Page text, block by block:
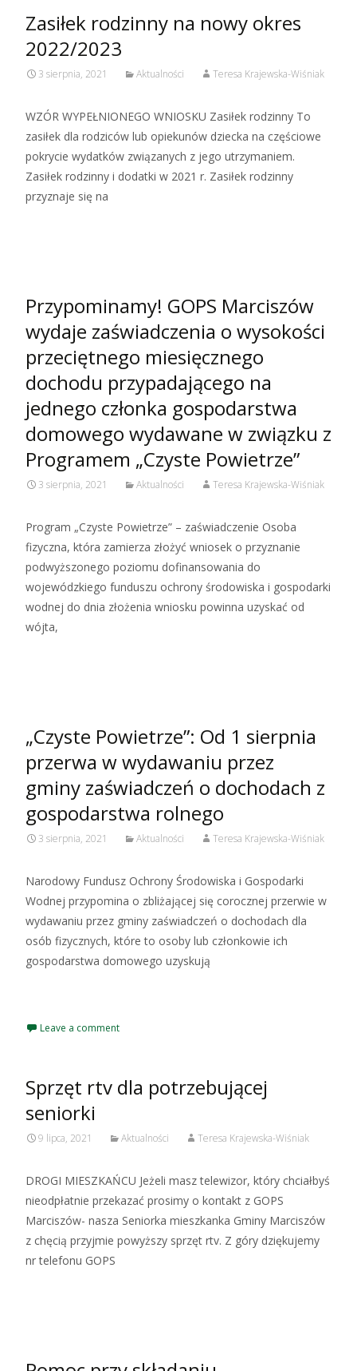
Zasiłek rodzinny na nowy okres
2022/2023
3 sierpnia, 2021 Aktualności Teresa Krajewska-Wiśniak
WZÓR WYPEŁNIONEGO WNIOSKU Zasiłek rodzinny To
zasiłek dla rodziców lub opiekunów dziecka na częściowe
pokrycie wydatków związanych z jego utrzymaniem.
Zasiłek rodzinny i dodatki w 2021 r. Zasiłek rodzinny
przyznaje się na
Przypominamy! GOPS Marciszów
wydaje zaświadczenia o wysokości
przeciętnego miesięcznego
dochodu przypadającego na
jednego członka gospodarstwa
domowego wydawane w związku z
Programem „Czyste Powietrze”
3 sierpnia, 2021 Aktualności Teresa Krajewska-Wiśniak
Program „Czyste Powietrze” – zaświadczenie Osoba
fizyczna, która zamierza złożyć wniosek o przyznanie
podwyższonego poziomu dofinansowania do
wojewódzkiego funduszu ochrony środowiska i gospodarki
wodnej do dnia złożenia wniosku powinna uzyskać od
wójta,
„Czyste Powietrze”: Od 1 sierpnia
przerwa w wydawaniu przez
gminy zaświadczeń o dochodach z
gospodarstwa rolnego
3 sierpnia, 2021 Aktualności Teresa Krajewska-Wiśniak
Narodowy Fundusz Ochrony Środowiska i Gospodarki
Wodnej przypomina o zbliżającej się corocznej przerwie w
wydawaniu przez gminy zaświadczeń o dochodach dla
osób fizycznych, które to osoby lub członkowie ich
gospodarstwa domowego uzyskują
Leave a comment
Sprzęt rtv dla potrzebującej
seniorki
9 lipca, 2021 Aktualności Teresa Krajewska-Wiśniak
DROGI MIESZKAŃCU Jeżeli masz telewizor, który chciałbyś
nieodpłatnie przekazać prosimy o kontakt z GOPS
Marciszów- nasza Seniorka mieszkanka Gminy Marciszów
z chęcią przyjmie powyższy sprzęt rtv. Z góry dziękujemy
nr telefonu GOPS